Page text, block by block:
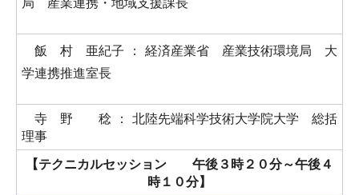
飯 村 亜紀子 ： 経済産業省 産業技術環境局 大
学連携推進室長
寺 野 稔 ： 北陸先端科学技術大学院大学 総括
理事
【テクニカルセッション 午後３時２０分～午後４
時１０分】